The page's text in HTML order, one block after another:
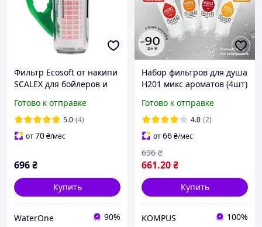
Фильтр Ecosoft от накипи
SCALEX для бойлеров и
Готово к отправке
5.0 (4)
от70₴/мес
696₴
Купить
WaterOne 90%
Набор фильтров для душа
H201 микс ароматов (4шт)
Готово к отправке
4.0 (2)
от66₴/мес
661.20₴
696 ₴
Купить
KOMPUS 100%